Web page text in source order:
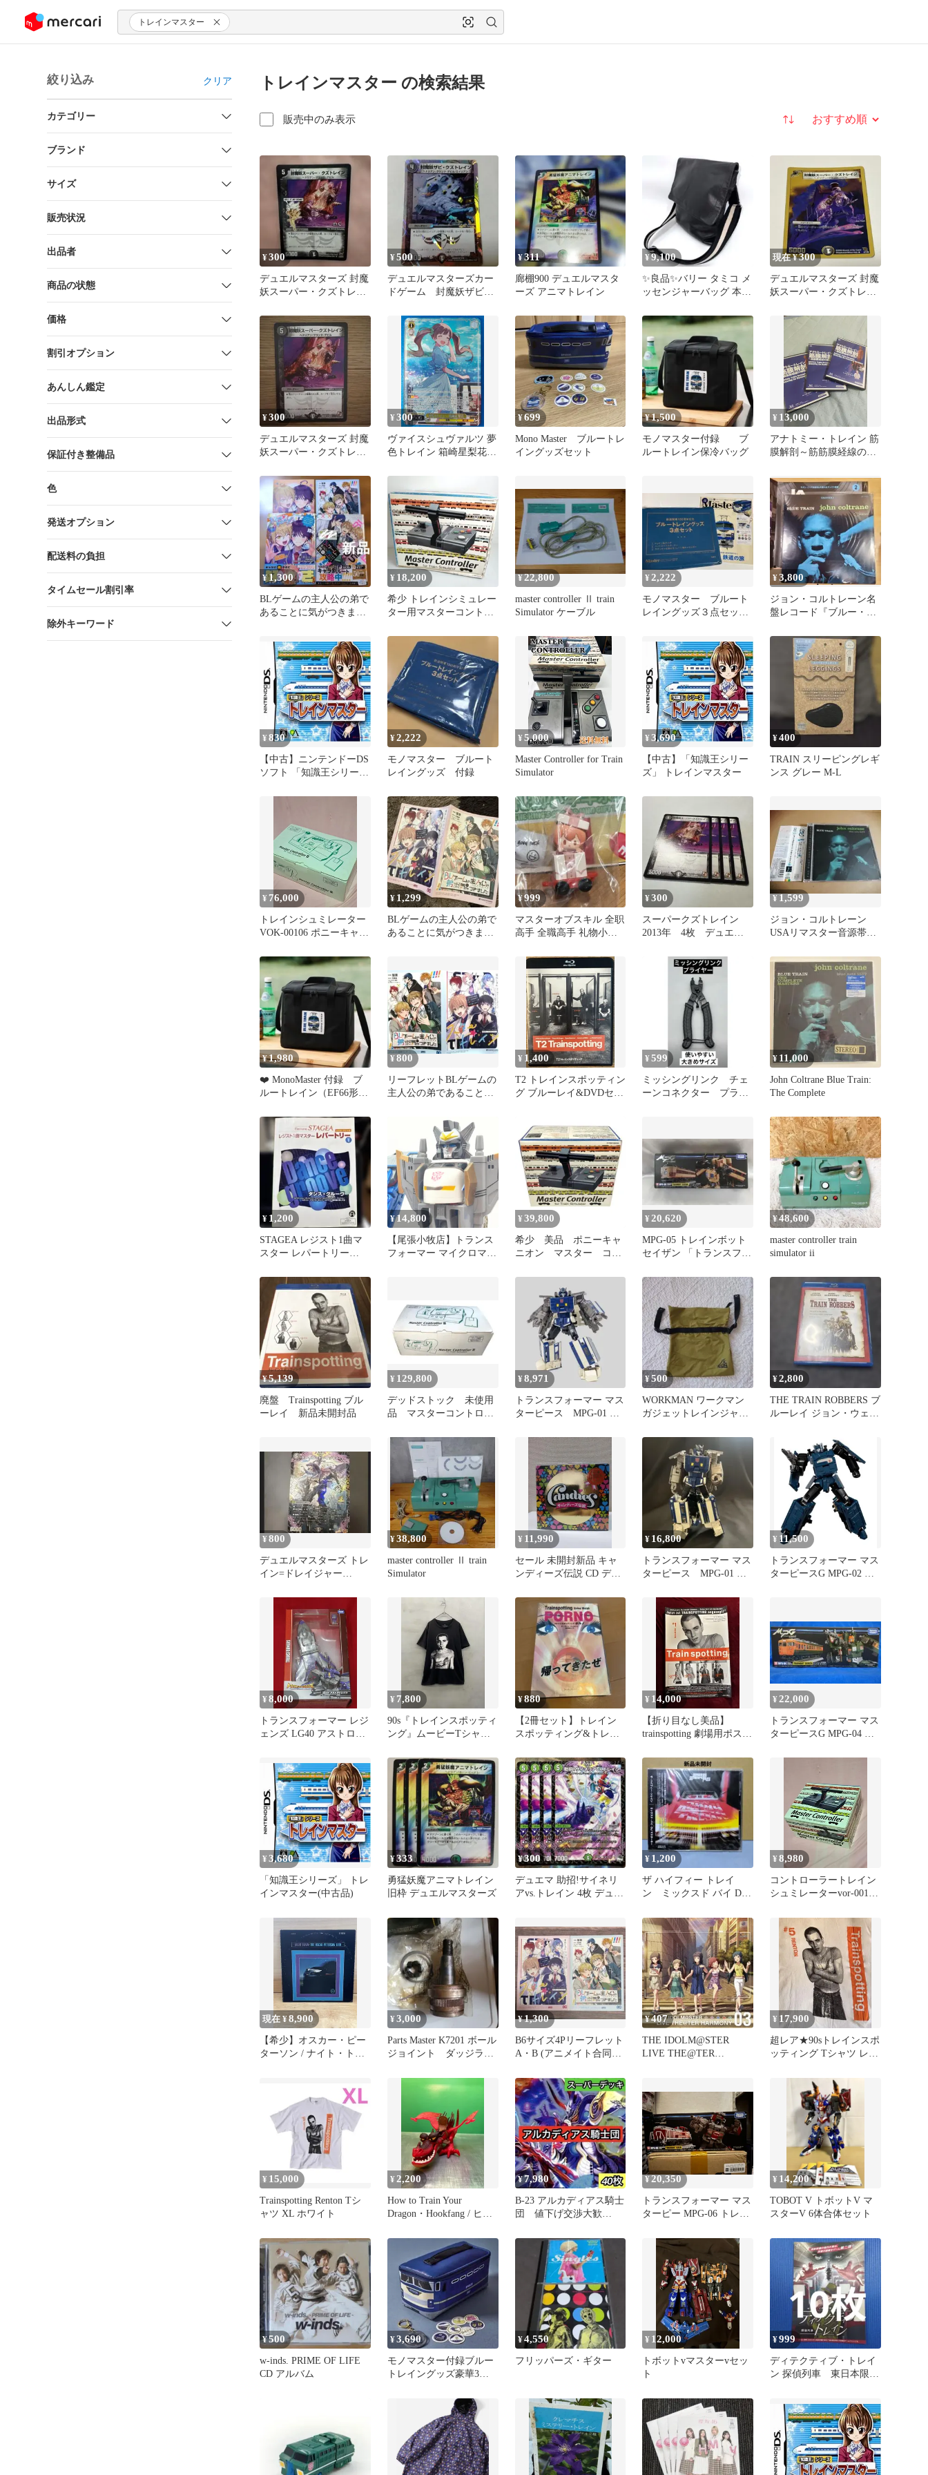
ツにスキップ トレインマスター
絞り込み クリア
カテゴリー
ブランド
サイズ
販売状況
出品者
商品の状態
価格
割引オプション
あんしん鑑定
出品形式
保証付き整備品
色
発送オプション
配送料の負担
タイムセール割引率
除外キーワード
トレインマスター の検索結果
販売中のみ表示 並び替え
¥300
デュエルマスターズ 封魔
妖スーパー・クズトレイ
¥500
デュエルマスターズカー
ドゲーム 封魔妖ザビ・
¥311
廊棚900 デュエルマスタ
ーズ アニマトレイン
¥9,100
✨良品✨バリー タミコ メ
ッセンジャーバッグ 本革
現在 ¥300
デュエルマスターズ 封魔
妖スーパー・クズトレイ
¥300
デュエルマスターズ 封魔
妖スーパー・クズトレイ
¥300
ヴァイスシュヴァルツ 夢
色トレイン 箱崎星梨花
イドルマスターミリオン
ライブ！
¥699
Mono Master ブルートレ
イングッズセット
¥1,500
モノマスター付録 ブ
ルートレイン保冷バッグ
¥ 13,000
アナトミー・トレイン 筋
膜解剖～筋筋膜経線の解
¥1,300
BLゲームの主人公の弟で
あることに気がつきまし
¥ 18,200
希少 トレインシミュレー
ター用マスターコントロ
車
¥22,800
master controller Ⅱ train
Simulator ケーブル
¥ 2,222
モノマスター ブルート
レイングッズ３点セッ
¥3,800
ジョン・コルトレーン名
盤レコード『ブルー・ト
源 重量レコード
¥ 830
【中古】ニンテンドーDS
ソフト 「知識王シリー
¥2,222
モノマスター ブルート
レイングッズ 付録
¥5,000
Master Controller for Train
Simulator
¥ 3,690
【中古】「知識王シリー
ズ」 トレインマスター
¥400
TRAIN スリーピングレギ
ンス グレー M-L
¥ 76,000
トレインシュミレーター
VOK-00106 ポニーキャニ
¥ 1,299
BLゲームの主人公の弟で
あることに気がつきまし
¥999
マスターオブスキル 全职
高手 全職高手 礼物小车
张佳乐
¥300
スーパークズトレイン
2013年 4枚 デュエル
ラシック
¥ 1,599
ジョン・コルトレーン
USAリマスター音源帯付
＋2■ジャズ
¥1,980
❤️ MonoMaster 付録 ブ
ルートレイン（EF66形）
¥800
リーフレットBLゲームの
主人公の弟であることに
¥ 1,400
T2 トレインスポッティン
グ ブルーレイ&DVDセッ
¥ 599
ミッシングリンク チェ
ーンコネクター プライ
¥ 11,000
John Coltrane Blue Train:
The Complete
¥ 1,200
STAGEA レジスト1曲マ
スター レパートリー
¥14,800
【尾張小牧店】トランス
フォーマー マイクロマス
古】
¥ 39,800
希少 美品 ポニーキャ
ニオン マスター コン
シュミレーター
¥ 20,620
MPG-05 トレインボット
セイザン 「トランスフォ
G」
¥48,600
master controller train
simulator ii
¥5,139
廃盤 Trainspotting ブル
ーレイ 新品未開封品
¥ 129,800
デッドストック 未使用
品 マスターコントロー
ーター
¥8,971
トランスフォーマー マス
ターピース MPG-01 ト
¥500
WORKMAN ワークマン
ガジェットレインジャケ
み
¥2,800
THE TRAIN ROBBERS ブ
ルーレイ ジョン・ウェイ
¥800
デュエルマスターズ トレ
イン=ドレイジャー
ク付録
¥38,800
master controller Ⅱ train
Simulator
¥ 11,990
セール 未開封新品 キャ
ンディーズ伝説 CD デビ
¥ 16,800
トランスフォーマー マス
ターピース MPG-01 ト
¥ 11,500
トランスフォーマー マス
ターピースG MPG-02 ト
¥8,000
トランスフォーマー レジ
ェンズ LG40 アストロト
¥ 7,800
90s『トレインスポッティ
ング』ムービーTシャツ
¥880
【2冊セット】トレイン
スポッティング&トレイ
ノ
¥ 14,000
【折り目なし美品】
trainspotting 劇場用ポスタ
¥ 22,000
トランスフォーマー マス
ターピースG MPG-04 ト
¥ 3,680
「知識王シリーズ」 トレ
インマスター(中古品)
¥333
勇猛妖魔アニマトレイン
旧枠 デュエルマスターズ
¥300
デュエマ 助招!サイネリ
アvs.トレイン 4枚 デュエ
¥ 1,200
ザ ハイフィー トレイ
ン ミックスド バイ DJ
¥8,980
コントローラートレイン
シュミレーターvor-00105
現在 ¥8,900
【希少】オスカー・ピー
ターソン / ナイト・トレ
¥3,000
Parts Master K7201 ボール
ジョイント ダッジラム
¥1,300
B6サイズ4Pリーフレット
A・B (アニメイト合同フ
¥407
THE IDOLM@STER
LIVE THE@TER
ブ! 【CD、音楽 中古
CD】レンタル落ち
¥ 17,900
超レア★90sトレインスポ
ッティング Tシャツ レン
¥ 15,000
Trainspotting Renton Tシ
ャツ XL ホワイト
¥2,200
How to Train Your
Dragon・Hookfang / ヒッ
ァングドラゴン・フィギ
¥7,980
B-23 アルカディアス騎士
団 値下げ交渉大歓
¥20,350
トランスフォーマー マス
ターピー MPG-06 トレイ
¥ 14,200
TOBOT V トボットV マ
スターV 6体合体セット
¥500
w-inds. PRIME OF LIFE
CD アルバム
¥3,690
モノマスター付録ブルー
トレイングッズ豪華3点
¥4,550
フリッパーズ・ギター
¥ 12,000
トボットvマスターvセッ
ト
¥999
ディテクティブ・トレイ
ン 探偵列車 東日本限定